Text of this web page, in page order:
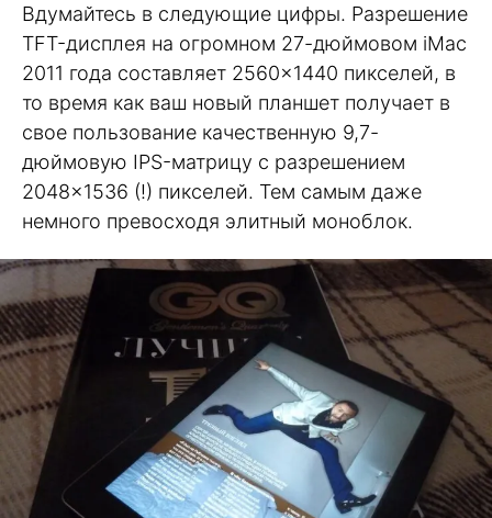
Вдумайтесь в следующие цифры. Разрешение
TFT-дисплея на огромном 27-дюймовом iMac
2011 года составляет 2560×1440 пикселей, в
то время как ваш новый планшет получает в
свое пользование качественную 9,7-
дюймовую IPS-матрицу с разрешением
2048×1536 (!) пикселей. Тем самым даже
немного превосходя элитный моноблок.